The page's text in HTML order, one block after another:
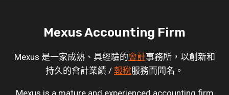
Mexus Accounting Firm
Mexus 是一家成熟、具經驗的會計事務所，以創新和
持久的會計業績 / 報稅服務而聞名。
Mexus is a mature and experienced accounting firm